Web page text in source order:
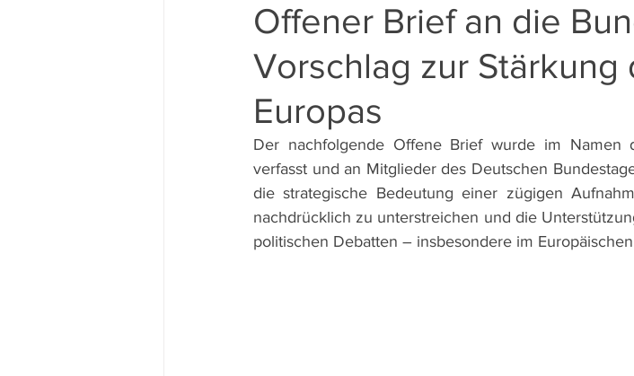
Offener Brief an die
Vorschlag zur Stärkung
Europas
Der nachfolgende Offene Brief wurde im Namen
verfasst und an Mitglieder des Deutschen
die strategische Bedeutung einer zügigen
nachdrücklich zu unterstreichen und die
politischen Debatten – insbesondere im